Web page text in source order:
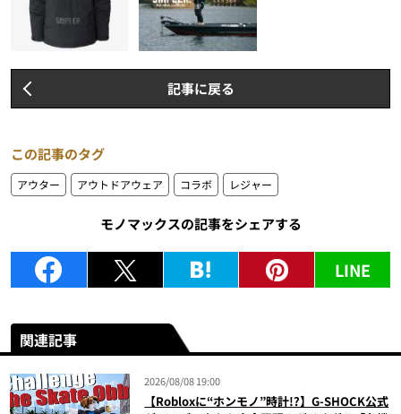
記事に戻る
この記事のタグ
アウター アウトドアウェア コラボ レジャー
モノマックスの記事をシェアする
LINE
関連記事
2026/08/08 19:00
【Robloxに“ホンモノ”時計!?】G-SHOCK公式